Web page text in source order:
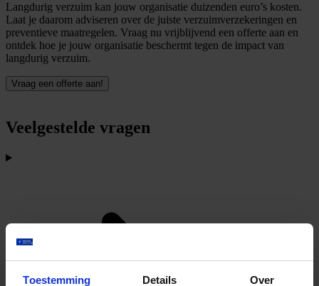
Toestemming Details Over
Langdurig verzuim kan jouw organisatie duizenden euro’s kosten.
Laat je daarom adviseren over de juiste verzuimverzekeringen en
preventieve maatregelen. Vraag nu vrijblijvend een offerte aan en
ontdek hoe je jouw organisatie beschermt tegen de impact van
langdurig verzuim.
Vraag een offerte aan!
Veelgestelde vragen